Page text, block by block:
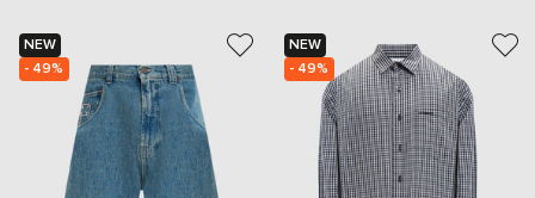
NEW
- 49%
NEW
- 49%